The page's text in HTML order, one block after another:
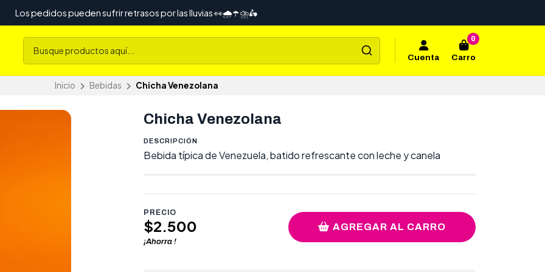
Los pedidos pueden sufrir retrasos por las lluvias 👀🌧️☂️⛈️🛵
Cuenta
0
Carro
Inicio Bebidas Chicha Venezolana
Chicha Venezolana
DESCRIPCIÓN
Bebida típica de Venezuela, batido refrescante con leche y canela
PRECIO
$2.500
¡Ahorra !
AGREGAR AL CARRO